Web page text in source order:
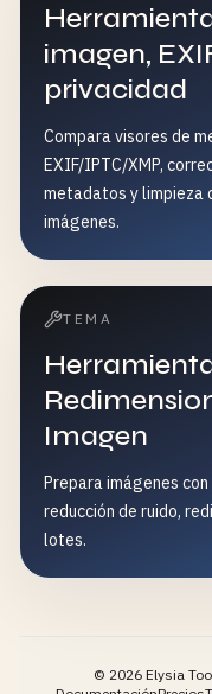
imagen,
privacidad
Compara visores de
EXIF/IPTC/XMP,
metadatos y limpieza
imágenes.
TEMA
Imagen
Prepara imágenes
reducción de ruido,
lotes.
© 2026 Elysia